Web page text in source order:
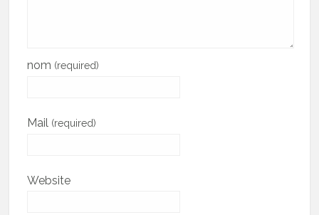
nom (required)
Mail (required)
Website